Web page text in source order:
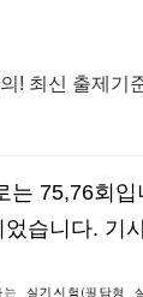
! 최신 출제기
75,76회
습니다. 기